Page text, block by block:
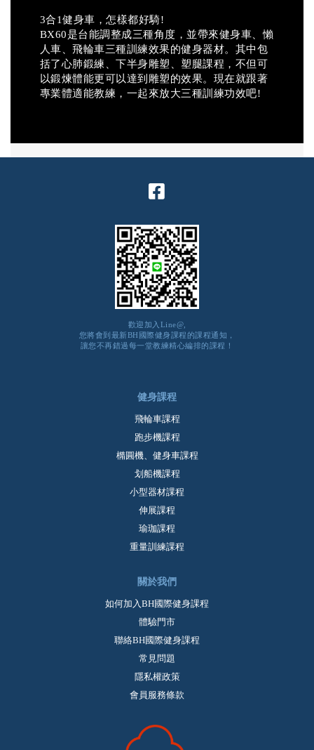
3合1健身車，怎樣都好騎!
BX60是台能調整成三種角度，並帶來健身車、懶
人車、飛輪車三種訓練效果的健身器材。其中包
括了心肺鍛練、下半身雕塑、塑腿課程，不但可
以鍛煉體能更可以達到雕塑的效果。現在就跟著
專業體適能教練，一起來放大三種訓練功效吧!
歡迎加入Line@,
您將會到最新BH國際健身課程的課程通知，
讓您不再錯過每一堂教練精心編排的課程！
健身課程
飛輪車課程
跑步機課程
橢圓機、健身車課程
划船機課程
小型器材課程
伸展課程
瑜珈課程
重量訓練課程
關於我們
如何加入BH國際健身課程
體驗門市
聯絡BH國際健身課程
常見問題
隱私權政策
會員服務條款